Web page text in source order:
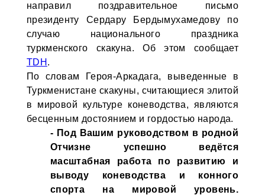
направил поздравительное письмо
президенту Сердару Бердымухамедову по
случаю национального праздника
туркменского скакуна. Об этом сообщает
TDH .
По словам Героя-Аркадага, выведенные в
Туркменистане скакуны, считающиеся элитой
в мировой культуре коневодства, являются
бесценным достоянием и гордостью народа.
- Под Вашим руководством в родной
Отчизне успешно ведётся
масштабная работа по развитию и
выводу коневодства и конного
спорта на мировой уровень.